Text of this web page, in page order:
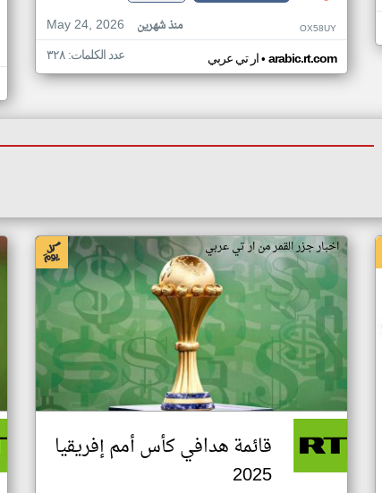
May 24, 2026
منذ شهرين OX58UY
ار تي عربي• arabic.rt.com عدد الكلمات: ٣٢٨
اخبار جزر القمر من ار تي عربي
قائمة هدافي كأس أمم إفريقيا
2025